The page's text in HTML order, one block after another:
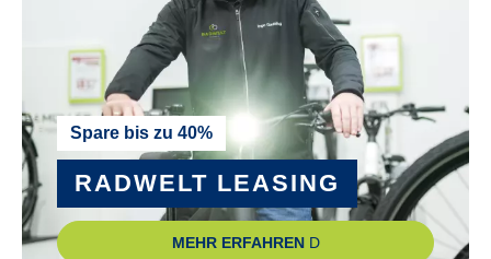
Spare bis zu 40%
RADWELT LEASING
MEHR ERFAHREN